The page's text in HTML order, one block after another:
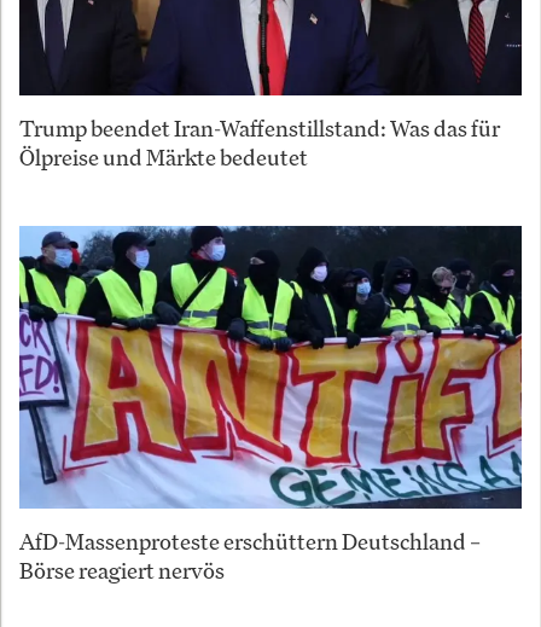
Trump beendet Iran-Waffenstillstand: Was das für
Ölpreise und Märkte bedeutet
AfD-Massenproteste erschüttern Deutschland –
Börse reagiert nervös